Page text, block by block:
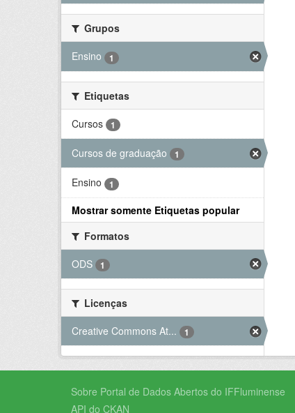
Grupos
Ensino
1
Etiquetas
Cursos
1
Cursos de graduação 1
Ensino 1
Mostrar somente Etiquetas popular
Formatos
ODS
1
Licenças
Creative Commons At...
1
Sobre Portal de Dados Abertos do IFFluminense
API do CKAN